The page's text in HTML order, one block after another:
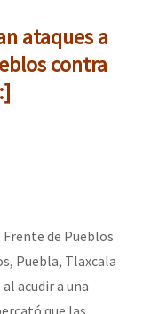
ataques a
contra
de Pueblos
Puebla, Tlaxcala
acudir a una
que las